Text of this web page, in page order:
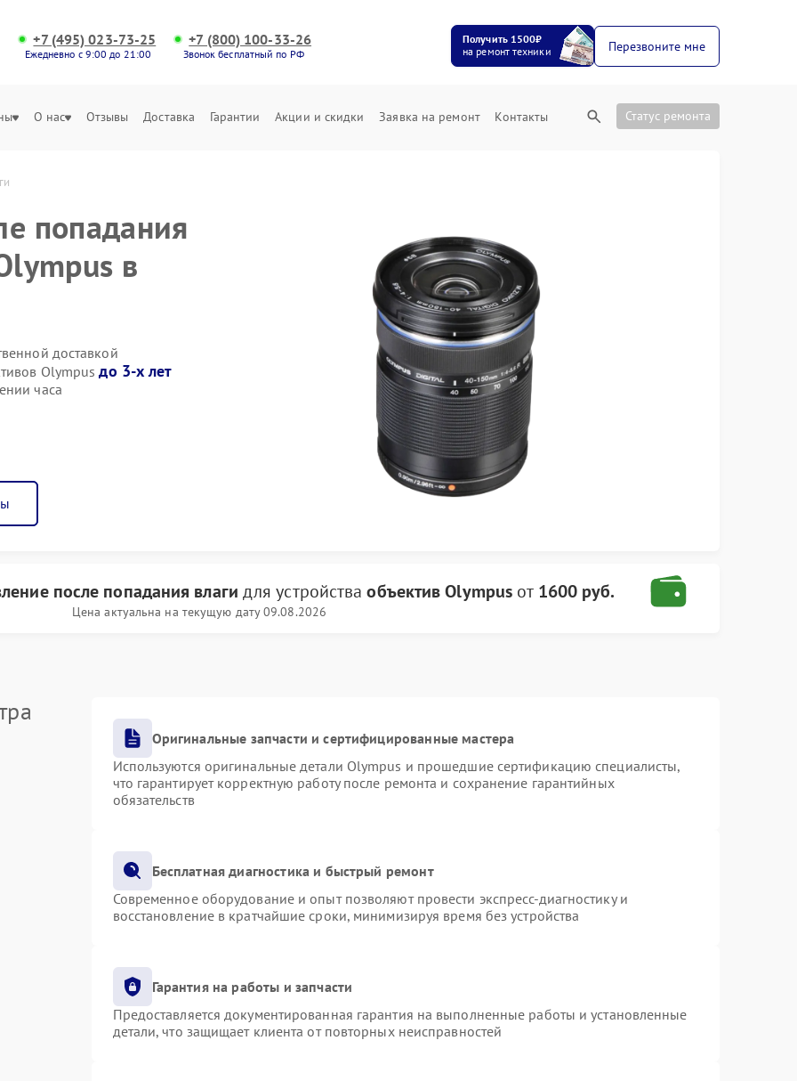
+7 (495) 023-73-25
Ежедневно с 9:00 до 21:00
+7 (800) 100-33-26
Звонок бесплатный по РФ
Получить 1500₽
на ремонт техники
Перезвоните мне
О нас Отзывы Доставка Гарантии Акции и скидки Заявка на ремонт Контакты Статус ремонта
попадания
в
доставкой
Olympusдо 3-х лет
часа
после попадания влаги для устройстваобъектив Olympus от 1600 руб.
Цена актуальна на текущую дату 09.08.2026
Оригинальные запчасти и сертифицированные мастера
Используются оригинальные детали Olympus и прошедшие сертификацию специалисты,
что гарантирует корректную работу после ремонта и сохранение гарантийных
обязательств
Бесплатная диагностика и быстрый ремонт
Современное оборудование и опыт позволяют провести экспресс-диагностику и
восстановление в кратчайшие сроки, минимизируя время без устройства
Гарантия на работы и запчасти
Предоставляется документированная гарантия на выполненные работы и установленные
детали, что защищает клиента от повторных неисправностей